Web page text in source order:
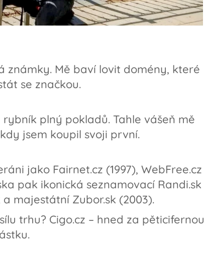
známky. Mě baví lovit domény, které
se značkou.
plný pokladů. Tahle vášeň mě
jsem koupil svoji první.
jako Fairnet.cz (1997), WebFree.cz
pak ikonická seznamovací Randi.sk
majestátní Zubor.sk (2003).
trhu? Cigo.cz – hned za pěticifernou